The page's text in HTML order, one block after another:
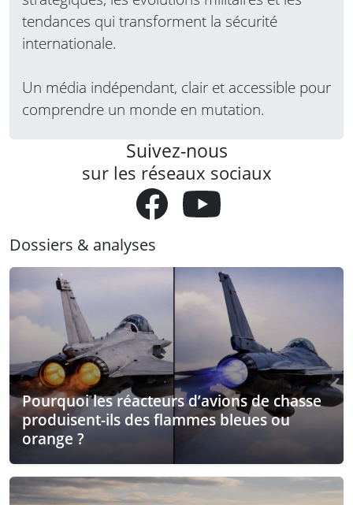
tendances qui transforment la sécurité
internationale.
Un média indépendant, clair et accessible pour
comprendre un monde en mutation.
Suivez-nous
sur les réseaux sociaux
Dossiers & analyses
Pourquoi les réacteurs d’avions de chasse
produisent-ils des flammes bleues ou
orange ?